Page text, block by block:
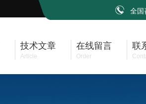
全国
技术文章
Article
在线留言
Order
联